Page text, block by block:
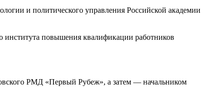
и политического управления Российской академии
повышения квалификации работников
РМД «Первый Рубеж», а затем — начальником